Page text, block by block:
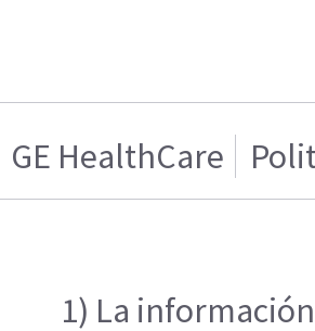
GE HealthCare
1) La